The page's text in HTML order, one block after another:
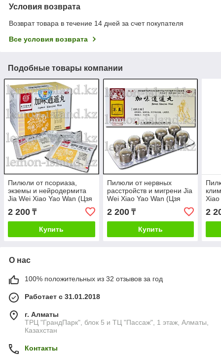
Условия возврата
Возврат товара в течение 14 дней за счет покупателя
Все условия возврата
Подобные товары компании
Пилюли от псориаза,
экземы и нейродермита
Jia Wei Xiao Yao Wan (Цзя
2 200 ₸
Купить
Пилюли от нервных
расстройств и мигрени Jia
Wei Xiao Yao Wan (Цзя
2 200₸
Купить
2
О нас
100% положительных из 32 отзывов за год
Работает с 31.01.2018
г. Алматы
ТРЦ "ГрандПарк", блок 5 и ТЦ "Пассаж", 1 этаж, Алматы,
Казахстан
Контакты